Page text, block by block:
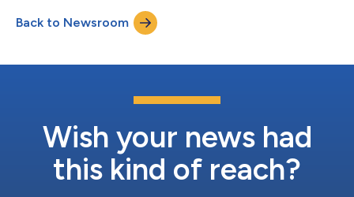
innovadoras y diversas de inversión. Fráncfort es la segunda
ampliación internacional de HarbourVest este año tras la
inauguración de su oficina en Singapur e...
Back to Newsroom
Wish your news had
this kind of reach?